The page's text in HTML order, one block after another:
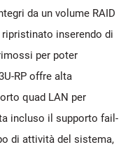
da un volume RAID
inserendo di
per poter
RP offre alta
quad LAN per
incluso il supporto fail-
di attività del sistema,